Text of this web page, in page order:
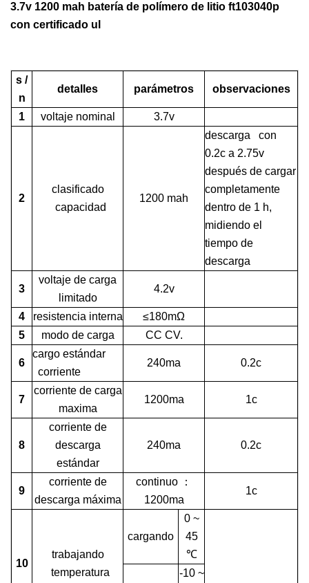
3.7v 1200 mah batería de polímero de litio ft103040p
con certificado ul
s /
n
detalles parámetros observaciones
1 voltaje nominal 3.7v
2
clasificado
capacidad
1200 mah
descarga con
0.2c a 2.75v
después de cargar
completamente
dentro de 1 h,
midiendo el
tiempo de
descarga
3
voltaje de carga
limitado
4.2v
4 resistencia interna
≤180mΩ
5
modo de carga CC CV.
6
cargo estándar
corriente
240ma 0.2c
7
corriente de carga
maxima
1200ma 1c
8
corriente de
descarga
estándar
240ma 0.2c
9
corriente de
descarga máxima
continuo ：
1200ma
1c
10
trabajando
temperatura
cargando
0 ~
45
℃
-10 ~